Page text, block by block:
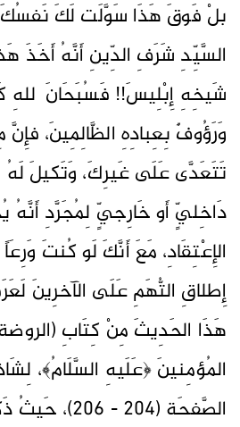
بلْ فَوقَ هَذَا سَوَّلَت لَكَ
السَّيِّدِ شَرَفِ الدِّينِ أَنَّهُ أَخَذَ
شَيخِهِ إِبْلِيسَ!! فَسُبَحَانَ ٱللهِ
وَرَؤُوفٌ بِعِبادِهِ الظَّالِمِينَ، فإِنَّ
تَتَعَدَّى عَلَى غَيرِكَ، وَتَكيلَ لَهُ
دَاخِليٍّ أَو خَارِجيٍّ لِمُجَرَّدِ أَنَّهُ
الإِعْتِقَادِ، مَعَ أَنَّكَ لَو كُنتَ
إِطلاقِ التُّهَمِ عَلَى الآخرِينَ
هَذَا الحَدِيثَ مِنْ كِتَابِ
المُؤمِنينَ ﴿عَلَيهِ السَّلَامُ﴾،
الصَّفحَة (204 -